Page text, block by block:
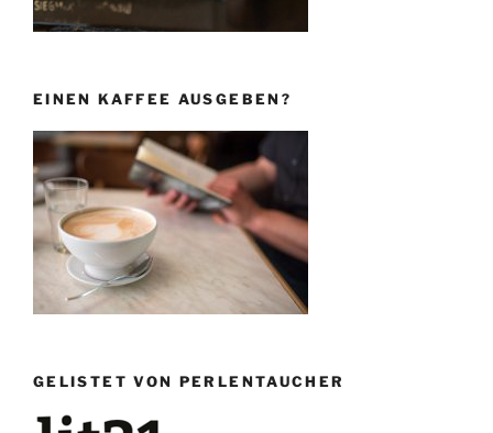
EINEN KAFFEE AUSGEBEN?
GELISTET VON PERLENTAUCHER